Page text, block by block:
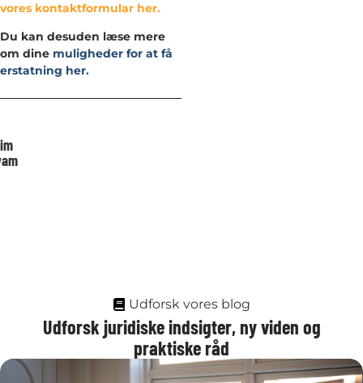
vores kontaktformular her.
Du kan desuden læse mere
om dine muligheder for at få
erstatning her.
Udforsk vores blog
Udforsk juridiske indsigter, ny viden og
praktiske råd